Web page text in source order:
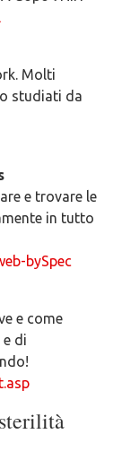
Molti
studiati da
e trovare le
in tutto
bySpec
e come
di